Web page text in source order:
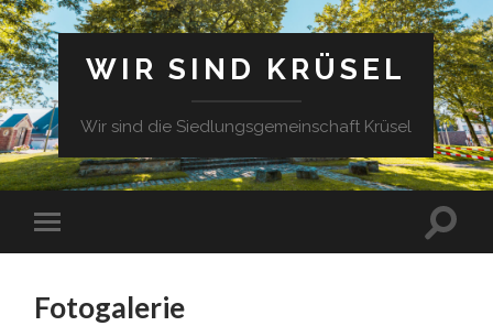
WIR SIND KRÜSEL
Wir sind die Siedlungsgemeinschaft Krüsel
Fotogalerie